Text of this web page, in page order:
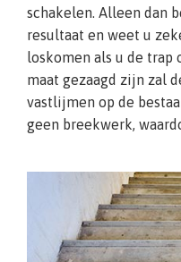
schakelen. Alleen dan
resultaat en weet u
loskomen als u de trap
maat gezaagd zijn zal
vastlijmen op de
geen breekwerk,